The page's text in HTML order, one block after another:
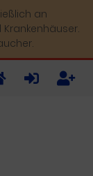
an